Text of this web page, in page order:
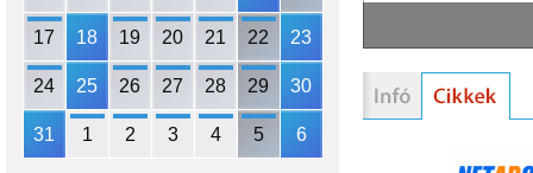
17 18 19 20 21 22 23
24 25 26 27 28 29 30
31 1 2 3 4 5 6